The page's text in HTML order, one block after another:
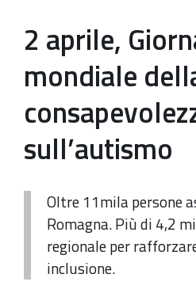
2 aprile,
mondiale
sull’autismo
Oltre 11mila persone
Romagna. Più di 4,2
regionale per
inclusione.